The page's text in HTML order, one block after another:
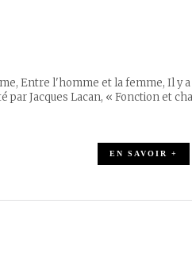
Entre l'homme et la femme, Il y
par Jacques Lacan, « Fonction et
EN SAVOIR +